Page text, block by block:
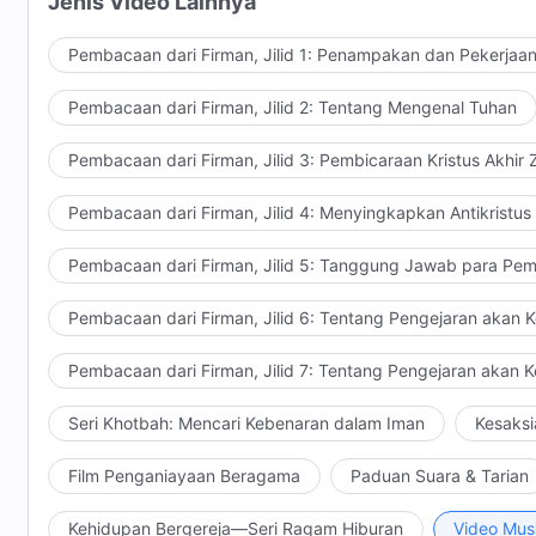
Tuhan. Saat firman Tuhan benar-benar
dan menggunakan kuasa-Nya; seperti inilah cara
Tuhan 'tuk bekerja, dan tak seorang pun dapat hidup
Firman Tuhan akan tersebar di antara tak terhitung
itulah, pekerjaan-Nya 'kan tersebar ke seluruh alam
Tuhan 'kan memperlihatkan otoritas dan
'kan digenapi dan terlaksana. Dengan cara ini,
Nya 'kan berkuasa di bumi.
Dikutip dari Firman, Jilid 1,
Pembacaan dari Firman, Jilid 1: Penampakan dan
Pembacaan dari Firman, Jilid 2: Tentang Mengenal Tuhan
Pembacaan dari Firman, Jilid 3: Pembicaraan Kristus Akhir
Pembacaan dari Firman, Jilid 4: Menyingkapkan Antikristus
Pembacaan dari Firman, Jilid 5: Tanggung Jawab para
Pembacaan dari Firman, Jilid 6: Tentang Pengejaran akan
Pembacaan dari Firman, Jilid 7: Tentang Pengejaran akan
Seri Khotbah: Mencari Kebenaran dalam Iman
Film Penganiayaan Beragama Paduan Suara & Tarian
Kehidupan Bergereja—Seri Ragam Hiburan Video